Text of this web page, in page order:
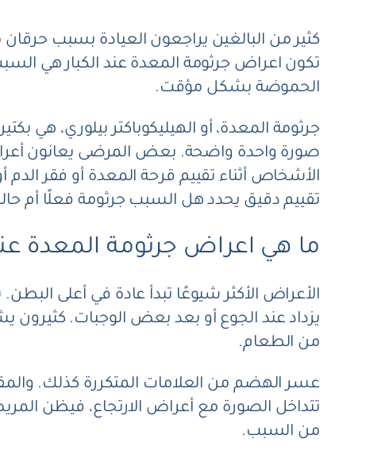
كثير من البالغين يراجعون العيادة بسبب
تكون اعراض جرثومة المعدة عند الكبار هي
الحموضة بشكل مؤقت.
جرثومة المعدة، أو الهيليكوباكتر بيلوري، هي
صورة واحدة واضحة. بعض المرضى يعانون
الأشخاص أثناء تقييم قرحة المعدة أو فقر
تقييم دقيق يحدد هل السبب جرثومة فعلًا أم
ما هي اعراض جرثومة المعدة عند
الأعراض الأكثر شيوعًا تبدأ عادة في أعلى
يزداد عند الجوع أو بعد بعض الوجبات. كثيرون
من الطعام.
عسر الهضم من العلامات المتكررة كذلك.
تتداخل الصورة مع أعراض الارتجاع، فيظن
من السبب.